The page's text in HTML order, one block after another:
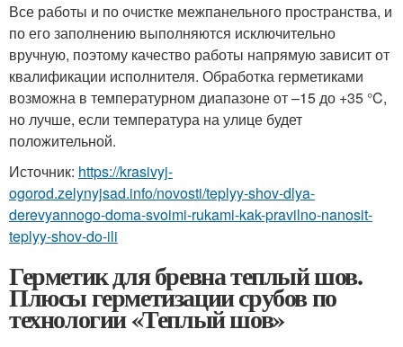
Все работы и по очистке межпанельного пространства, и
по его заполнению выполняются исключительно
вручную, поэтому качество работы напрямую зависит от
квалификации исполнителя. Обработка герметиками
возможна в температурном диапазоне от –15 до +35 °C,
но лучше, если температура на улице будет
положительной.
Источник: https://krasivyj-
ogorod.zelynyjsad.info/novosti/teplyy-shov-dlya-
derevyannogo-doma-svoimi-rukami-kak-pravilno-nanosit-
teplyy-shov-do-ili
Герметик для бревна теплый шов.
Плюсы герметизации срубов по
технологии «Теплый шов»